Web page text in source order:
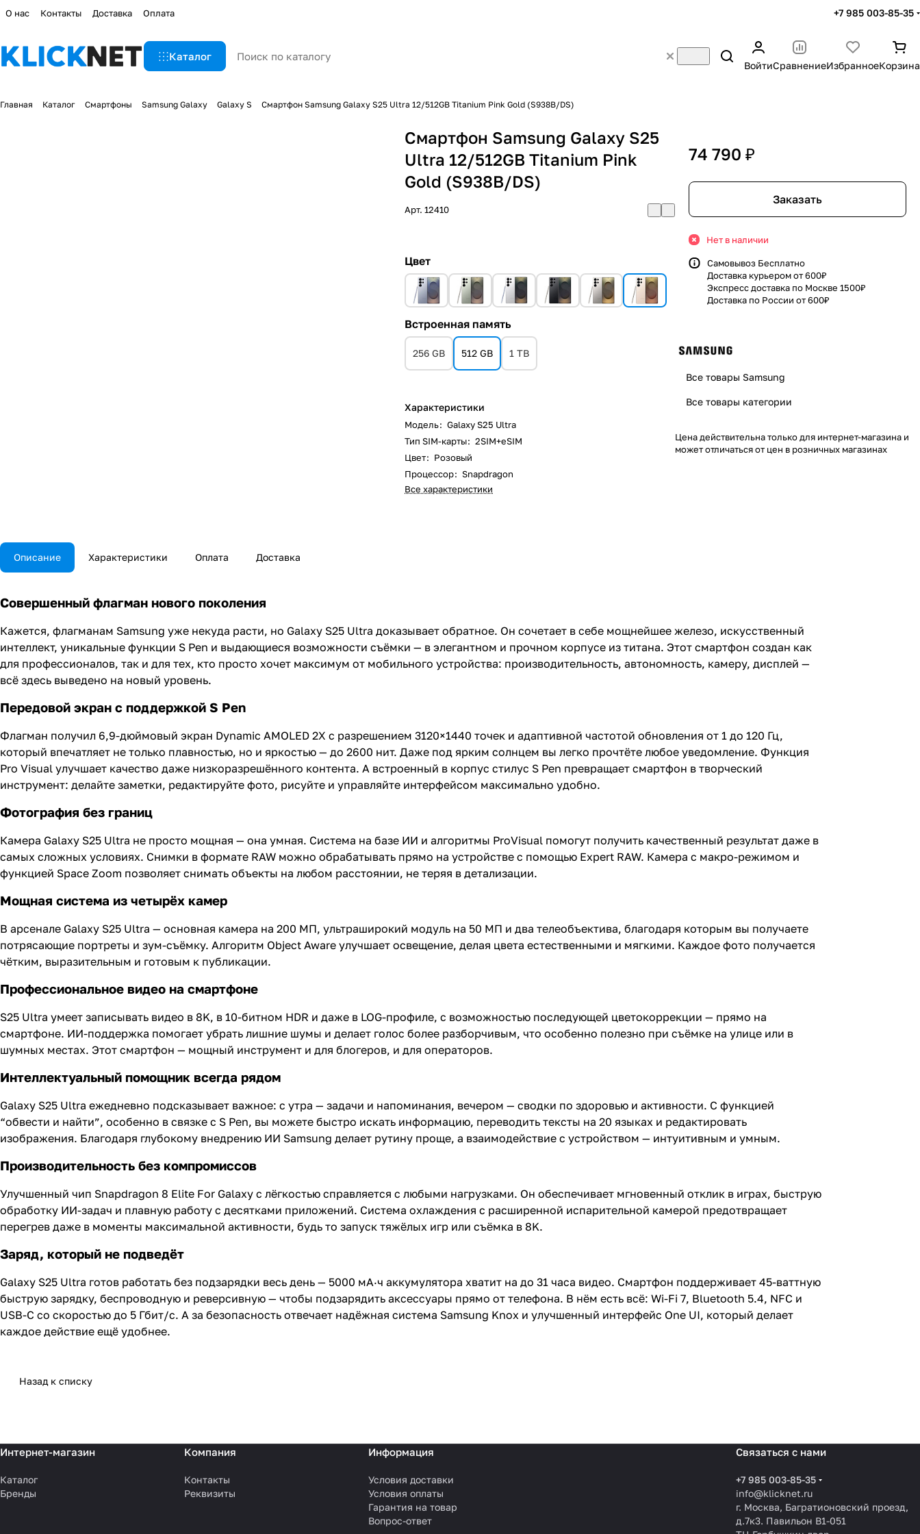
О нас Контакты Доставка Оплата +7 985 003-85-35
Каталог
ВойтиСравнениеИзбранноеКорзина
Главная Каталог Смартфоны Samsung Galaxy Galaxy S Смартфон Samsung Galaxy S25 Ultra 12/512GB Titanium Pink Gold (S938B/DS)
Смартфон Samsung Galaxy S25
Ultra 12/512GB Titanium Pink
Gold (S938B/DS)
Арт.12410
Цвет
Встроенная память
256 GB 512 GB 1 TB
Характеристики
Модель: Galaxy S25 Ultra
Тип SIM-карты: 2SIM+eSIM
Цвет: Розовый
Процессор: Snapdragon
Все характеристики
74 790 ₽
Заказать
Нет в наличии
Самовывоз Бесплатно
Доставка курьером от 600₽
Экспресс доставка по Москве 1500₽
Доставка по России от 600₽
Все товары Samsung
Все товары категории
Цена действительна только для интернет-магазина и
может отличаться от цен в розничных магазинах
Описание Характеристики Оплата Доставка
Совершенный флагман нового поколения
Кажется, флагманам Samsung уже некуда расти, но Galaxy S25 Ultra доказывает обратное. Он сочетает в себе мощнейшее железо, искусственный
интеллект, уникальные функции S Pen и выдающиеся возможности съёмки — в элегантном и прочном корпусе из титана. Этот смартфон создан как
для профессионалов, так и для тех, кто просто хочет максимум от мобильного устройства: производительность, автономность, камеру, дисплей —
всё здесь выведено на новый уровень.
Передовой экран с поддержкой S Pen
Флагман получил 6,9-дюймовый экран Dynamic AMOLED 2X с разрешением 3120×1440 точек и адаптивной частотой обновления от 1 до 120 Гц,
который впечатляет не только плавностью, но и яркостью — до 2600 нит. Даже под ярким солнцем вы легко прочтёте любое уведомление. Функция
Pro Visual улучшает качество даже низкоразрешённого контента. А встроенный в корпус стилус S Pen превращает смартфон в творческий
инструмент: делайте заметки, редактируйте фото, рисуйте и управляйте интерфейсом максимально удобно.
Фотография без границ
Камера Galaxy S25 Ultra не просто мощная — она умная. Система на базе ИИ и алгоритмы ProVisual помогут получить качественный результат даже в
самых сложных условиях. Снимки в формате RAW можно обрабатывать прямо на устройстве с помощью Expert RAW. Камера с макро-режимом и
функцией Space Zoom позволяет снимать объекты на любом расстоянии, не теряя в детализации.
Мощная система из четырёх камер
В арсенале Galaxy S25 Ultra — основная камера на 200 МП, ультраширокий модуль на 50 МП и два телеобъектива, благодаря которым вы получаете
потрясающие портреты и зум-съёмку. Алгоритм Object Aware улучшает освещение, делая цвета естественными и мягкими. Каждое фото получается
чётким, выразительным и готовым к публикации.
Профессиональное видео на смартфоне
S25 Ultra умеет записывать видео в 8K, в 10-битном HDR и даже в LOG-профиле, с возможностью последующей цветокоррекции — прямо на
смартфоне. ИИ-поддержка помогает убрать лишние шумы и делает голос более разборчивым, что особенно полезно при съёмке на улице или в
шумных местах. Этот смартфон — мощный инструмент и для блогеров, и для операторов.
Интеллектуальный помощник всегда рядом
Galaxy S25 Ultra ежедневно подсказывает важное: с утра — задачи и напоминания, вечером — сводки по здоровью и активности. С функцией
“обвести и найти”, особенно в связке с S Pen, вы можете быстро искать информацию, переводить тексты на 20 языках и редактировать
изображения. Благодаря глубокому внедрению ИИ Samsung делает рутину проще, а взаимодействие с устройством — интуитивным и умным.
Производительность без компромиссов
Улучшенный чип Snapdragon 8 Elite For Galaxy с лёгкостью справляется с любыми нагрузками. Он обеспечивает мгновенный отклик в играх, быструю
обработку ИИ-задач и плавную работу с десятками приложений. Система охлаждения с расширенной испарительной камерой предотвращает
перегрев даже в моменты максимальной активности, будь то запуск тяжёлых игр или съёмка в 8K.
Заряд, который не подведёт
Galaxy S25 Ultra готов работать без подзарядки весь день — 5000 мА·ч аккумулятора хватит на до 31 часа видео. Смартфон поддерживает 45-ваттную
быструю зарядку, беспроводную и реверсивную — чтобы подзарядить аксессуары прямо от телефона. В нём есть всё: Wi-Fi 7, Bluetooth 5.4, NFC и
USB-C со скоростью до 5 Гбит/с. А за безопасность отвечает надёжная система Samsung Knox и улучшенный интерфейс One UI, который делает
каждое действие ещё удобнее.
Назад к списку
Интернет-магазин
Каталог
Бренды
Компания
Контакты
Реквизиты
Информация
Условия доставки
Условия оплаты
Гарантия на товар
Вопрос-ответ
Связаться с нами
+7 985 003-85-35
info@klicknet.ru
г. Москва, Багратионовский проезд,
д.7к3. Павильон B1-051